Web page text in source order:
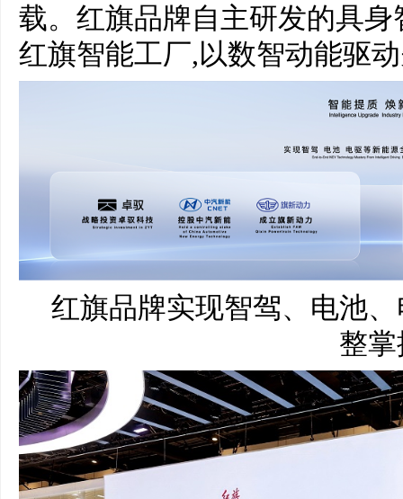
载。红旗品牌自主研发的具
红旗智能工厂,以数智动能驱
红旗品牌实现智驾、电池
整